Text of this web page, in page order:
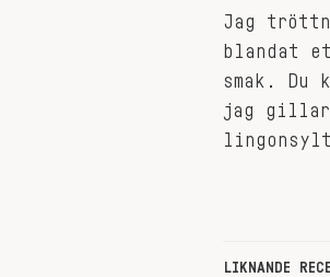
Jag
blandat
smak. Du
jag gillar
LIKNANDE